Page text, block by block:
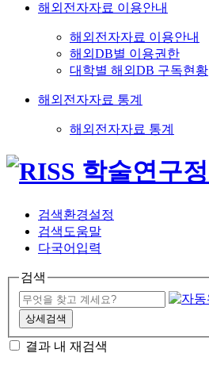
해외전자자료 이용안내
해외전자자료 이용안내
해외DB별 이용권한
대학별 해외DB 구독현황
해외전자자료 통계
해외전자자료 통계
검색환경설정
검색도움말
다국어입력
검색
상세검색
결과 내 재검색